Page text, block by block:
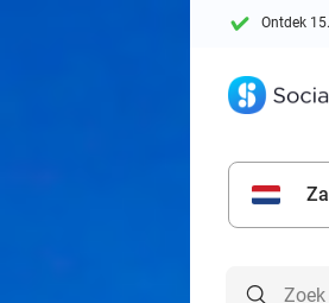
Ontdek